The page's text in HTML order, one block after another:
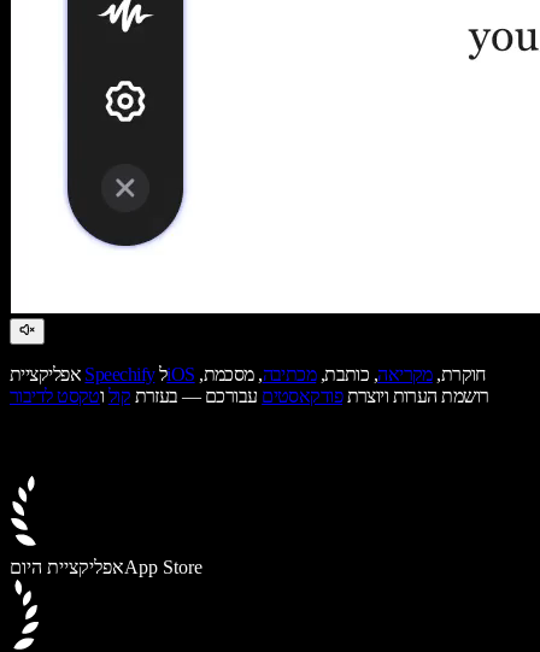
אפליקציית Speechify לiOS חוקרת,מקריאה, כותבת,מכתיבה, מסכמת,
רושמת הערות ויוצרתפודקאסטים עבורכם — בעזרת קול וטקסט לדיבור
אפליקציית היוםApp Store